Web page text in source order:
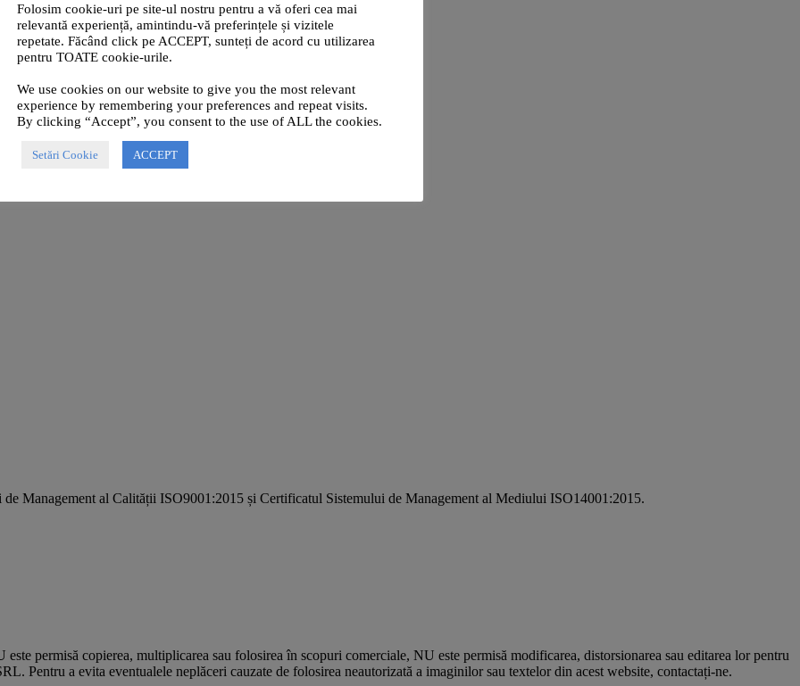
Management al Calității ISO9001:2015 și Certificatul Sistemului de Management al Mediului ISO14001:2015.
permisă copierea, multiplicarea sau folosirea în scopuri comerciale, NU este permisă modificarea, distorsionarea sau editarea lor pentru
Pentru a evita eventualele neplăceri cauzate de folosirea neautorizată a imaginilor sau textelor din acest website, contactați-ne.
Folosim cookie-uri pe site-ul nostru pentru a vă oferi cea mai
relevantă experiență, amintindu-vă preferințele și vizitele
repetate. Făcând click pe ACCEPT, sunteți de acord cu utilizarea
pentru TOATE cookie-urile.
We use cookies on our website to give you the most relevant
experience by remembering your preferences and repeat visits.
By clicking “Accept”, you consent to the use of ALL the cookies.
Setări Cookie ACCEPT